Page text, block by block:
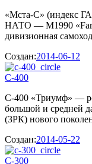
«Мста-С» (индекс
НАТО — M1990
дивизионная
Создан:2014-06-12
С-400
С-400 «Триумф» —
большой и средней
(ЗРК) нового
Создан:2014-05-22
С-300